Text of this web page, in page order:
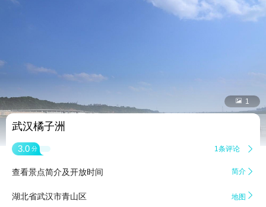
 1
武汉橘子洲
3.0 分 1条评论 
查看景点简介及开放时间 简介 
湖北省武汉市青山区 地图 